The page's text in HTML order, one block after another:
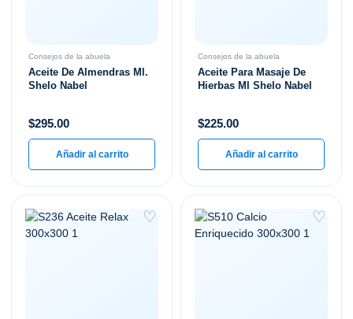
Consejos de la abuela
Aceite De Almendras Ml.
Shelo Nabel
$295.00
Añadir al carrito
Consejos de la abuela
Aceite Para Masaje De
Hierbas Ml Shelo Nabel
$225.00
Añadir al carrito
♡ ♡